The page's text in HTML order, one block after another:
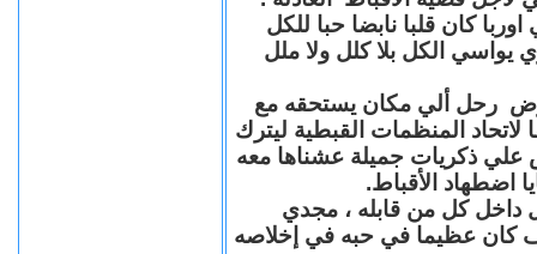
كان قلبا نابضا حبا للكل
يواسي الكل بلا كلل ولا ملل
رحل ألي مكان يستحقه مع
المنظمات القبطية ليترك
علي ذكريات جميلة عشناها معه
اضطهاد الأقباط.
داخل كل من قابله ، مجدي
عظيما في حبه في إخلاصه